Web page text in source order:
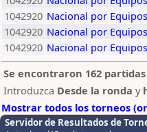
1042920 Nacional por
1042920 Nacional por
1042920 Nacional por
Se encontraron 162 partidas
Introduzca Desde la ronda y
Mostrar todos los torneos
Servidor de Resultados de